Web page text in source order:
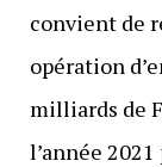
convient de
opération
milliards de
l’année